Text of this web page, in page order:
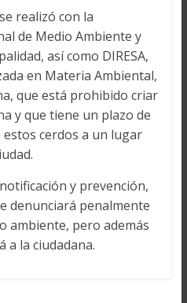
realizó con la
de Medio Ambiente y
así como DIRESA,
en Materia Ambiental,
que está prohibido criar
y que tiene un plazo de
cerdos a un lugar
y prevención,
denunciará penalmente
ambiente, pero además
a la ciudadana.